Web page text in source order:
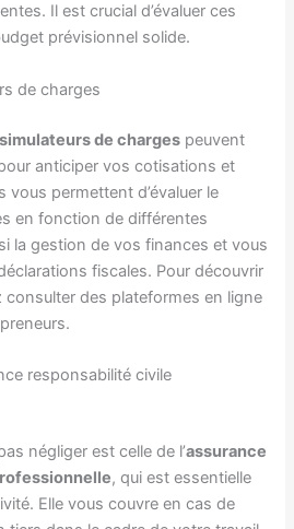
Il est crucial d’évaluer ces
prévisionnel solide.
de charges
simulateurs de charges peuvent
anticiper vos cotisations et
vous permettent d’évaluer le
en fonction de différentes
la gestion de vos finances et vous
fiscales. Pour découvrir
des plateformes en ligne
responsabilité civile
négliger est celle de l’assurance
, qui est essentielle
Elle vous couvre en cas de